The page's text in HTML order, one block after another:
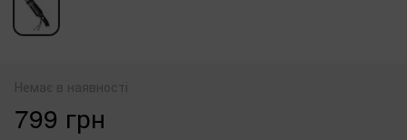
Немає в наявності
799 грн